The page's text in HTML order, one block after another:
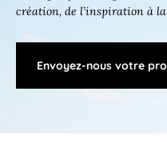
création, de l’inspiration à
Envoyez-nous votre